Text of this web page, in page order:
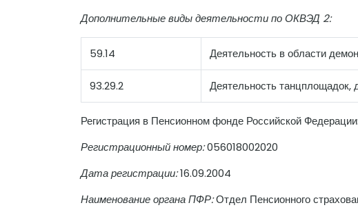
Дополнительные виды деятельности по ОКВЭД 2:
59.14 Деятельность в области
93.29.2 Деятельность танцплощадок,
Регистрация в Пенсионном фонде Российской Федерации:
Регистрационный номер:056018002020
Дата регистрации:16.09.2004
Наименование органа ПФР:Отдел Пенсионного